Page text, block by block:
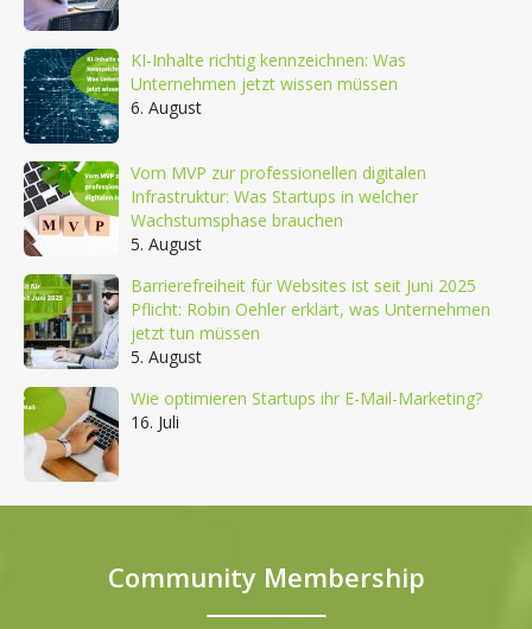
KI-Inhalte richtig kennzeichnen: Was
Unternehmen jetzt wissen müssen
6. August
Vom MVP zur professionellen digitalen
Infrastruktur: Was Startups in welcher
Wachstumsphase brauchen
5. August
Barrierefreiheit für Websites ist seit Juni 2025
Pflicht: Robin Oehler erklärt, was Unternehmen
jetzt tun müssen
5. August
Wie optimieren Startups ihr E-Mail-Marketing?
16. Juli
Community Membership